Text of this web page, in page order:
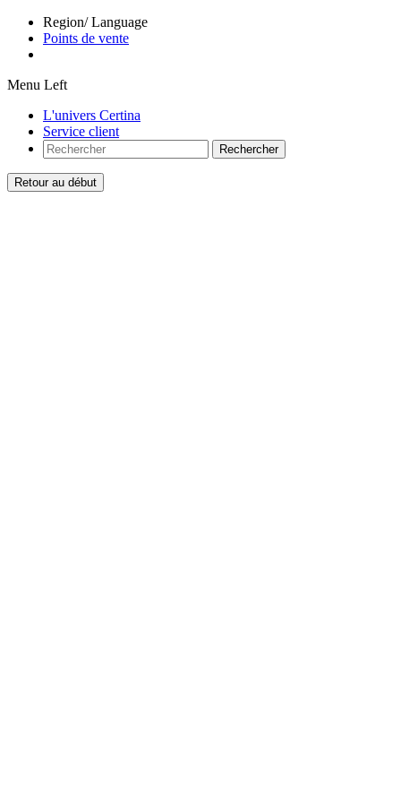
Region/ Language
Points de vente
Menu Left
L'univers Certina
Service client
Rechercher
Retour au début